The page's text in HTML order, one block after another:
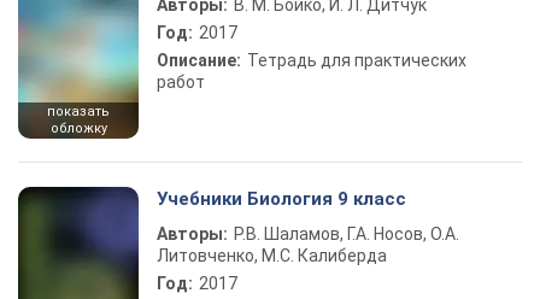
показать
обложку
Авторы: В. М. Бойко, И. Л. Дитчук
Год: 2017
Описание: Тетрадь для практических
работ
Учебники Биология 9 класс
Авторы: Р.В. Шаламов, Г.А. Носов, О.А.
Литовченко, М.С. Калиберда
Год: 2017